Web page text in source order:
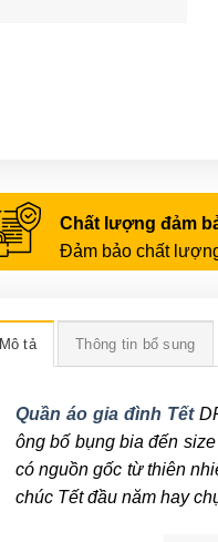
Chất lượng đảm
Đảm bảo chất
Mô tả Thông tin bổ sung
Quần áo gia đình Tết
ông bố bụng bia đến
có nguồn gốc từ thiên
chúc Tết đầu năm hay